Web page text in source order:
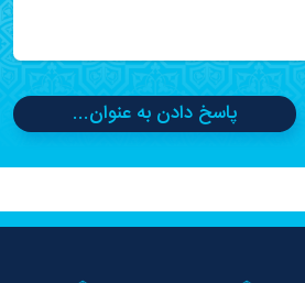
پاسخ دادن به عنوان...